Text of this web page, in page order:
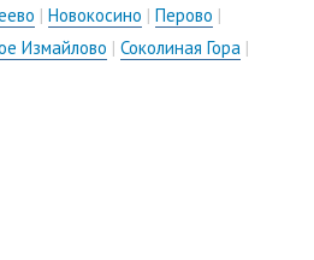
| Новокосино | Перово |
Измайлово | Соколиная Гора |